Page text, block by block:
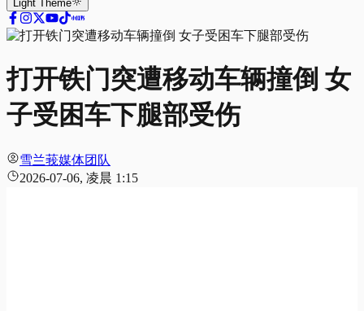
Light Theme
打开铁门突遭移动车辆撞倒 女
子受困车下腿部受伤
雪兰莪媒体团队
2026-07-06, 凌晨 1:15